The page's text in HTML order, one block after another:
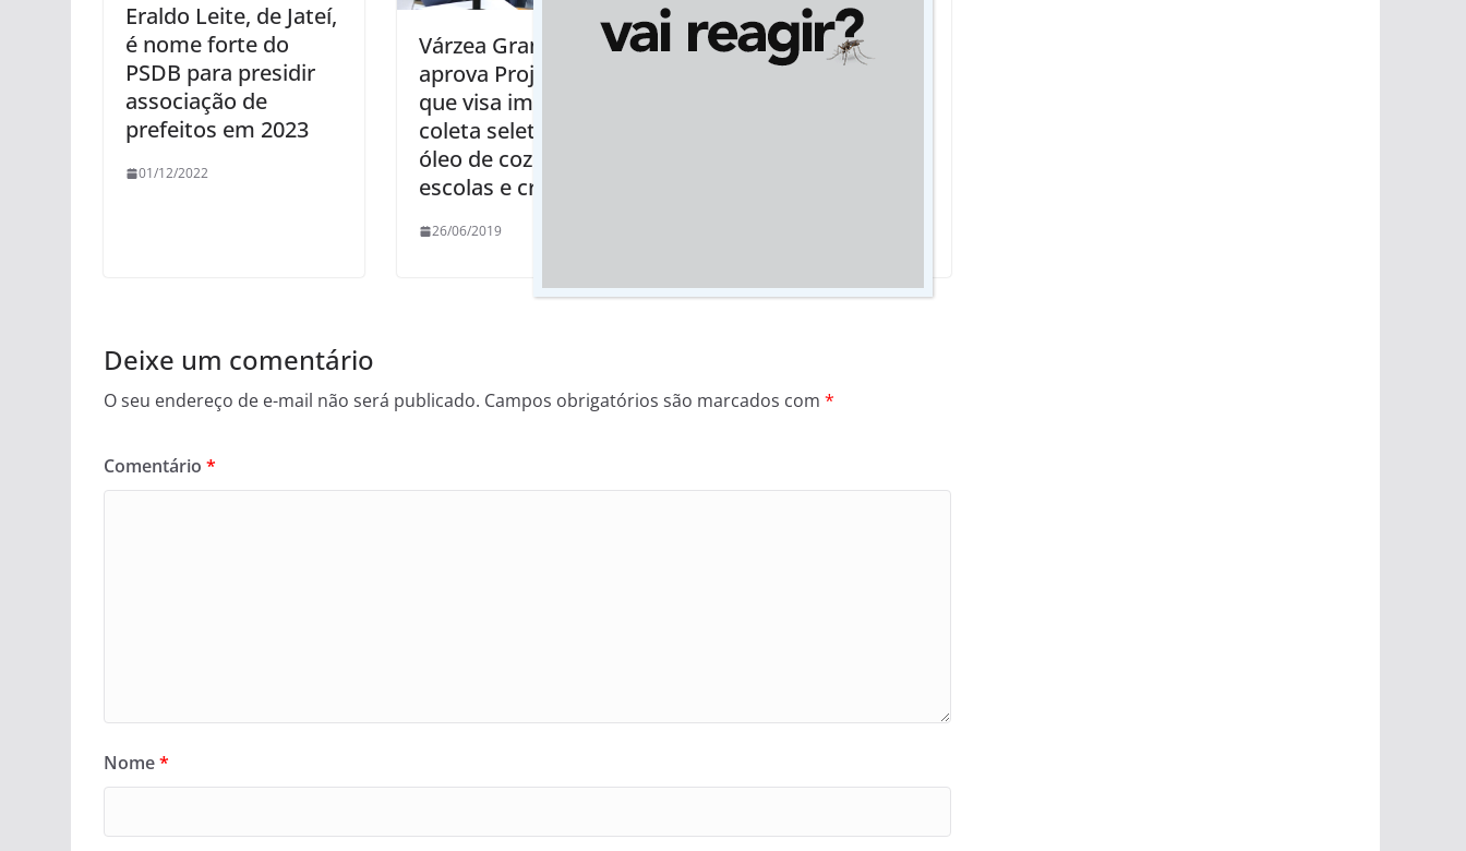
Eraldo Leite, de Jateí,
é nome forte do
PSDB para presidir
associação de
prefeitos em 2023
01/12/2022
Várzea Grande
aprova Projeto de Lei
que visa implantar
coleta seletiva de
óleo de cozinha nas
escolas e creches
26/06/2019
Dourados: Prefeitura
inicia seleção para
programa de
Deixe um comentário
O seu endereço de e-mail não será publicado. Campos obrigatórios são marcados com *
Comentário *
Nome*